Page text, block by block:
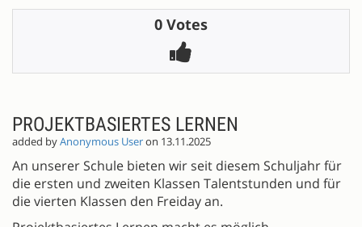
0 Votes
PROJEKTBASIERTES LERNEN
added byAnonymous Useron 13.11.2025
An unserer Schule bieten wir seit diesem Schuljahr für
die ersten und zweiten Klassen Talentstunden und für
die vierten Klassen den Freiday an.